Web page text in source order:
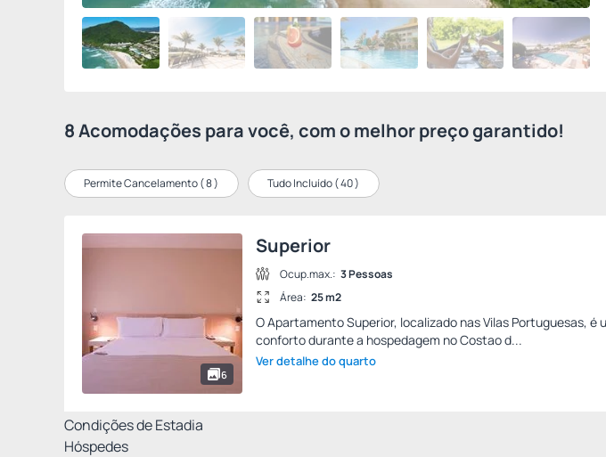
8 Acomodações para você, com o melhor preço garantido!
Permite Cancelamento (8) Tudo Incluído (40)
6
Superior
Ocup.max.: 3 Pessoas
Área: 25 m2
O Apartamento Superior, localizado nas Vilas Portuguesas,
conforto durante a hospedagem no Costao d...
Ver detalhe do quarto
Condições de Estadia
Hóspedes